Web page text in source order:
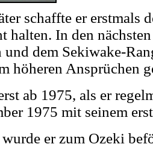
schaffte er
halten. In den
und dem Sekiwake-
höheren Ansprüchen
ab 1975, als er
1975 mit seinem
er zum Ozeki